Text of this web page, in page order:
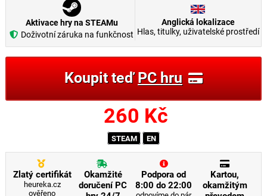
Aktivace hry na STEAMu
Doživotní záruka na funkčnost
Anglická lokalizace
Hlas, titulky, uživatelské prostředí
Koupit teďPC hru
260 Kč
STEAM EN
Zlatý certifikát
heureka.cz
ověřeno
Okamžité
doručení PC
Podpora od
8:00 do 22:00
Kartou,
okamžitým